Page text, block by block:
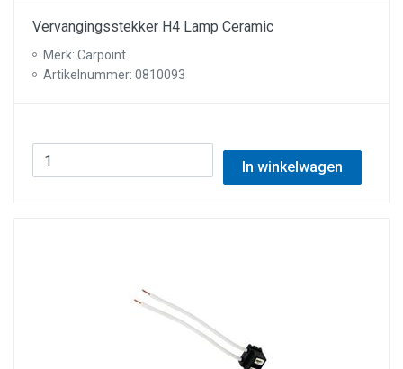
Vervangingsstekker H4 Lamp Ceramic
Merk: Carpoint
Artikelnummer: 0810093
In winkelwagen